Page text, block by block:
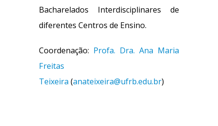
Bacharelados Interdisciplinares de
diferentes Centros de Ensino.
Coordenação: Profa. Dra. Ana Maria
Freitas
Teixeira (anateixeira@ufrb.edu.br)